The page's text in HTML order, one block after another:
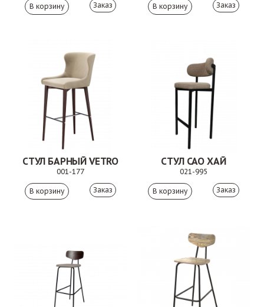
Заказ Заказ
СТУЛ БАРНЫЙ VETRO
001-177
Заказ
СТУЛ САО ХАЙ
021-995
Заказ